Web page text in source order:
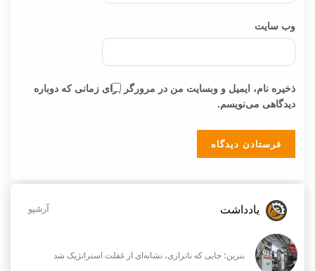
وب‌ سایت
ذخیره نام، ایمیل و وبسایت من در مرورگر برای زمانی که دوباره
دیدگاهی می‌نویسم.
یادداشت آرشیو
بنزین؛ جایی که ناترازی، نشانه‌ای از غفلت استراتژیک شد